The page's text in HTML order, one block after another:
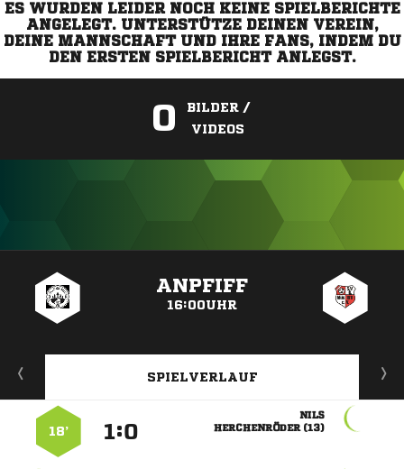
ES WURDEN LEIDER NOCH KEINE SPIELBERICHTE
ANGELEGT. UNTERSTÜTZE DEINEN VEREIN,
DEINE MANNSCHAFT UND IHRE FANS, INDEM DU
DEN ERSTEN SPIELBERICHT ANLEGST.
0
BILDER /
VIDEOS
ANPFIFF
16:00UHR
SPIELVERLAUF

 
:
18’